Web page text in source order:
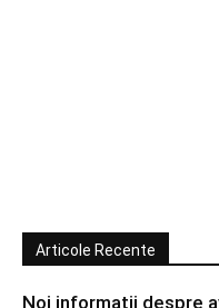
Articole Recente
Noi informatii despre